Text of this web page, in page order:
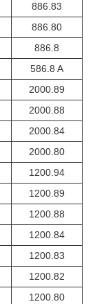
886.83
886.80
886.8
586.8 A
2000.89
2000.88
2000.84
2000.80
1200.94
1200.89
1200.88
1200.84
1200.83
1200.82
1200.80